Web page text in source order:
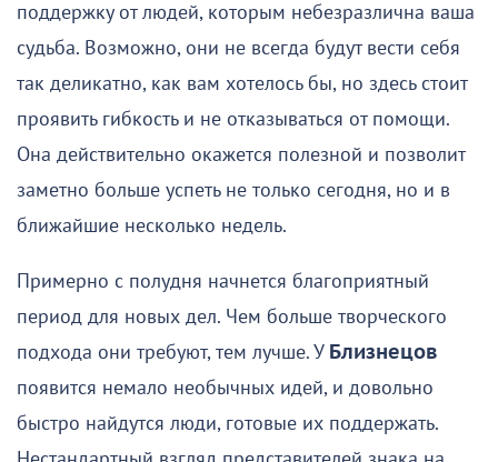
поддержку от людей, которым небезразлична ваша
судьба. Возможно, они не всегда будут вести себя
так деликатно, как вам хотелось бы, но здесь стоит
проявить гибкость и не отказываться от помощи.
Она действительно окажется полезной и позволит
заметно больше успеть не только сегодня, но и в
ближайшие несколько недель.
Примерно с полудня начнется благоприятный
период для новых дел. Чем больше творческого
подхода они требуют, тем лучше. У Близнецов
появится немало необычных идей, и довольно
быстро найдутся люди, готовые их поддержать.